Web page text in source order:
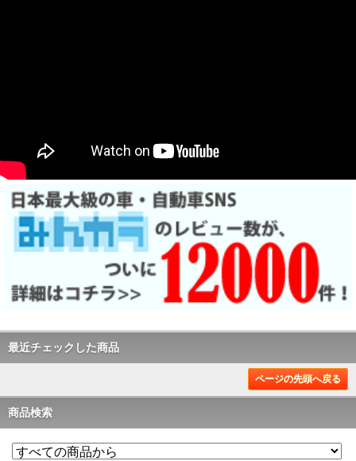
最近チェックした商品
ページの先頭へ戻る
商品検索